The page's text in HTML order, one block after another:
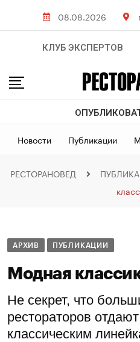
08.08.2026
КЛУБ ЭКСПЕРТОВ
Новости Публикации
РЕСТОРАНОВЕД
АРХИВ ПУБЛИКАЦИИ
Модная
Не секрет, что
рестораторов
классическим